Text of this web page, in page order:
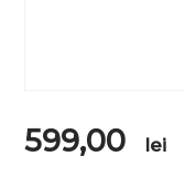
599,00 lei